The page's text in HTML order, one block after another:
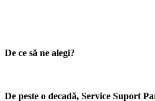
De ce să ne alegi?
De peste o decadă, Service Suport